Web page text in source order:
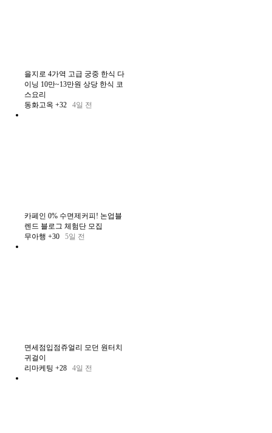
을지로 4가역 고급 궁중 한식 다
이닝 10만~13만원 상당 한식 코
스요리
동화고옥 +32 4일 전
카페인 0% 수면제커피! 논업블
렌드 블로그 체험단 모집
무아행 +30 5일 전
면세점입점쥬얼리 모던 원터치
귀걸이
리마케팅 +28 4일 전